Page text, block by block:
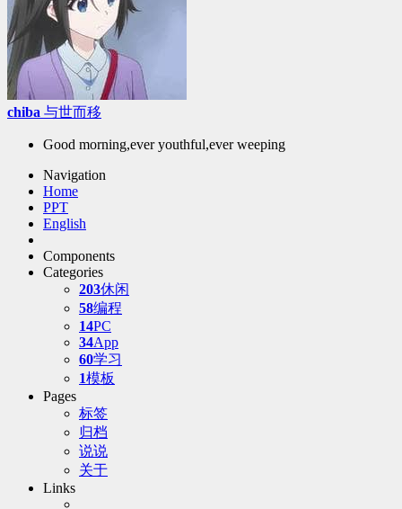
chiba 与世而移
Good morning,ever youthful,ever weeping
Navigation
Home
PPT
English
Components
Categories
203休闲
58编程
14PC
34App
60学习
1模板
Pages
标签
归档
说说
关于
Links